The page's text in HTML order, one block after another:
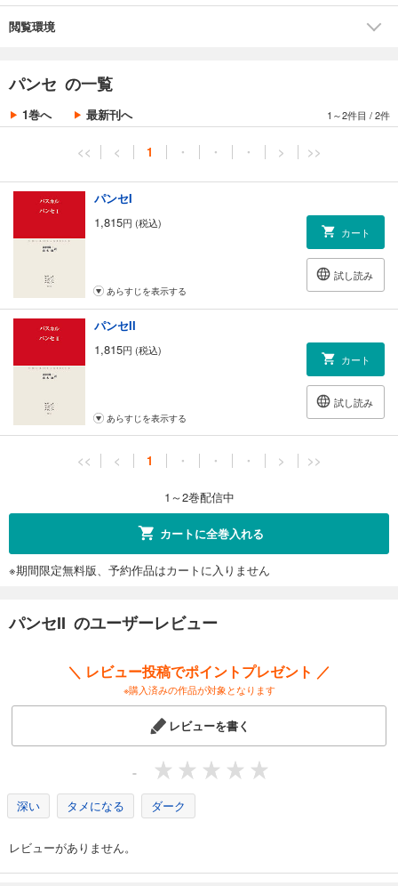
閲覧環境
パンセ の一覧
1巻へ 最新刊へ 1～2件目 /2件
<< < 1 ・ ・ ・ > >>
パンセI
1,815円 (税込)
カート
試し読み
あらすじを表示する
パンセII
1,815円 (税込)
カート
試し読み
あらすじを表示する
<< < 1 ・ ・ ・ > >>
1～2巻配信中
カートに全巻入れる
※期間限定無料版、予約作品はカートに入りません
パンセII のユーザーレビュー
＼ レビュー投稿でポイントプレゼント ／
※購入済みの作品が対象となります
レビューを書く
-
深い タメになる ダーク
レビューがありません。